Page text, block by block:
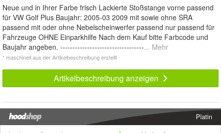
Neue und in Ihrer Farbe frisch Lackierte Stoßstange vorne passend
für VW Golf Plus Baujahr: 2005-03 2009 mit sowie ohne SRA
passend mit oder ohne Nebelscheinwerfer passend nur passend für
Fahrzeuge OHNE Einparkhilfe Nach dem Kauf bitte Farbcode und
Baujahr angeben. ----------------------------------... Mehr
* maschinell aus der Artikelbeschreibung erstellt
Artikelbeschreibung anzeigen
Platin